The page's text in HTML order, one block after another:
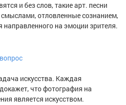
и без слов, такие арт. песни
отловленные сознанием,
направленного на эмоции зрителя.
искусства. Каждая
что фотография на
является искусством.